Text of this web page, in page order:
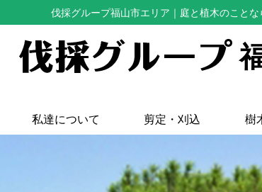
伐採グループ福山市エリア ｜庭と植木のこと
私達について 剪定・刈込 樹